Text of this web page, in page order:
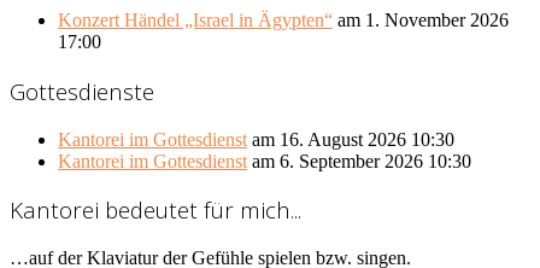
Konzert Händel „Israel in Ägypten“ am 1. November 2026
17:00
Gottesdienste
Kantorei im Gottesdienst am 16. August 2026 10:30
Kantorei im Gottesdienst am 6. September 2026 10:30
Kantorei bedeutet für mich...
…auf der Klaviatur der Gefühle spielen bzw. singen.